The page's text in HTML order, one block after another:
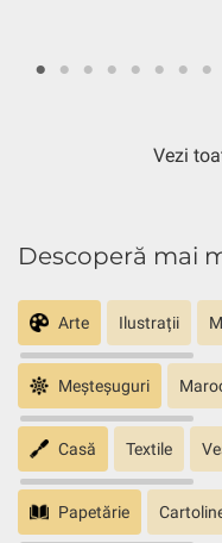
Vezi
Descoperă mai
Arte Ilustrații
Meșteșuguri
Casă Textile
Papetărie